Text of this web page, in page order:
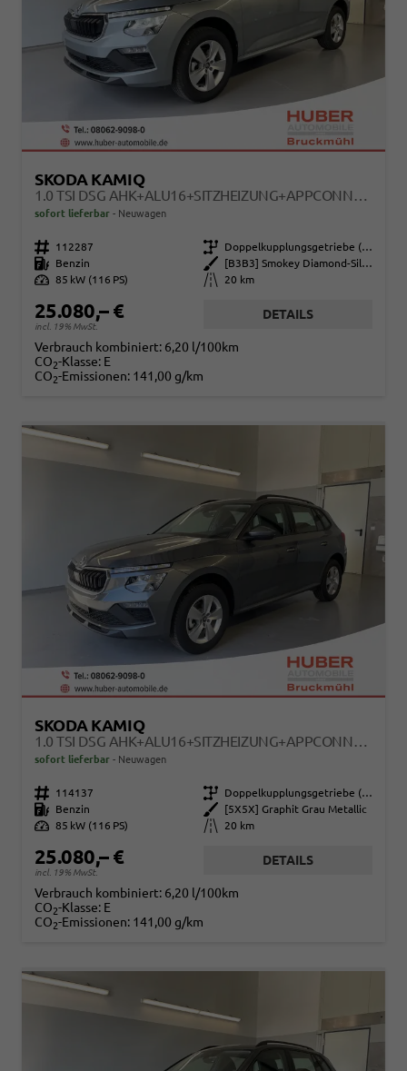
SKODA KAMIQ
1.0 TSI DSG AHK+ALU16+SITZHEIZUNG+APPCONNECT+GV5+LED+NEBEL+KLIMA
sofort lieferbar Neuwagen
Fahrzeugnr. 112287 Getriebe
Doppelkupplungsgetriebe (DSG)
Kraftstoff
Benzin Außenfarbe
[B3B3] Smokey Diamond-Silber Metallic
Leistung 85 kW (116 PS) Kilometerstand 20 km
25.080,– €
incl. 19% MwSt.
DETAILS
Verbrauch kombiniert: 6,20 l/100km
CO2-Klasse: E
CO2-Emissionen: 141,00 g/km
SKODA KAMIQ
1.0 TSI DSG AHK+ALU16+SITZHEIZUNG+APPCONNECT+GV5+LED+NEBEL+KLIMA
sofort lieferbar Neuwagen
Fahrzeugnr. 114137 Getriebe
Doppelkupplungsgetriebe (DSG)
Kraftstoff
Benzin Außenfarbe
[5X5X] Graphit Grau Metallic
Leistung 85 kW (116 PS) Kilometerstand 20 km
25.080,– €
incl. 19% MwSt.
DETAILS
Verbrauch kombiniert: 6,20 l/100km
CO2-Klasse: E
CO2-Emissionen: 141,00 g/km